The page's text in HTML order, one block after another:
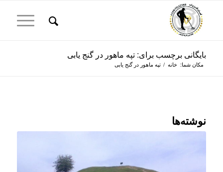
بایگانی برچسب برای: تپه ماهور در گنج یابی
مکان شما: خانه / تپه ماهور در گنج یابی
نوشته‌ها